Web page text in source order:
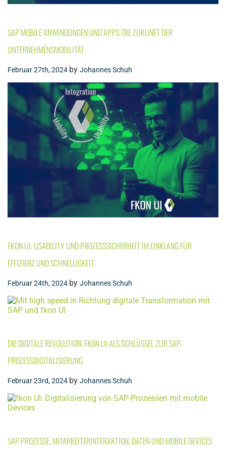
SAP MOBILE ANWENDUNGEN UND APPS: DIE ZUKUNFT DER
UNTERNEHMENSMOBILITÄT
Februar 27th, 2024 by Johannes Schuh
FKON UI: USABILITY UND PROZESSSICHERHEIT IM EINKLANG FÜR
EFFIZIENZ UND SCHNELLIGKEIT
Februar 24th, 2024 by Johannes Schuh
DIE DIGITALE REVOLUTION: FKON UI ALS SCHLÜSSEL ZUR SAP-
PROZESSDIGITALISIERUNG
Februar 23rd, 2024 by Johannes Schuh
SAP PROZESSE, MITARBEITERINTERAKTION, DATEN UND MOBILE DEVICES